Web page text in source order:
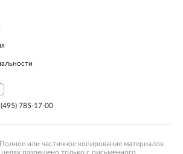
785-17-00
или частичное копирование материалов
разрешено только с письменного